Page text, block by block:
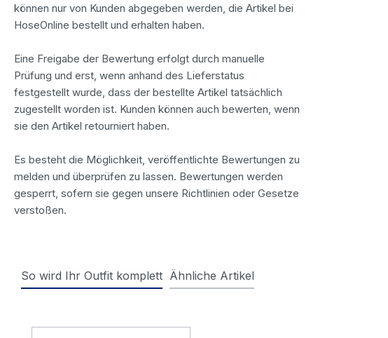
können nur von Kunden abgegeben werden, die Artikel bei
HoseOnline bestellt und erhalten haben.
Eine Freigabe der Bewertung erfolgt durch manuelle
Prüfung und erst, wenn anhand des Lieferstatus
festgestellt wurde, dass der bestellte Artikel tatsächlich
zugestellt worden ist. Kunden können auch bewerten, wenn
sie den Artikel retourniert haben.
Es besteht die Möglichkeit, veröffentlichte Bewertungen zu
melden und überprüfen zu lassen. Bewertungen werden
gesperrt, sofern sie gegen unsere Richtlinien oder Gesetze
verstoßen.
So wird Ihr Outfit komplett Ähnliche Artikel